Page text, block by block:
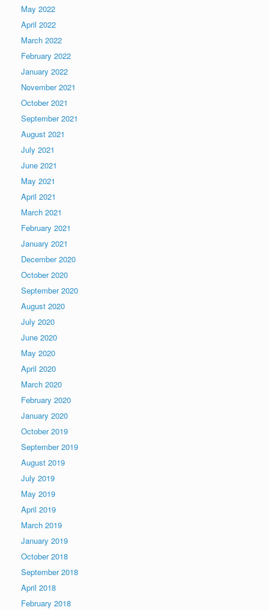
May 2022
April 2022
March 2022
February 2022
January 2022
November 2021
October 2021
September 2021
August 2021
July 2021
June 2021
May 2021
April 2021
March 2021
February 2021
January 2021
December 2020
October 2020
September 2020
August 2020
July 2020
June 2020
May 2020
April 2020
March 2020
February 2020
January 2020
October 2019
September 2019
August 2019
July 2019
May 2019
April 2019
March 2019
January 2019
October 2018
September 2018
April 2018
February 2018